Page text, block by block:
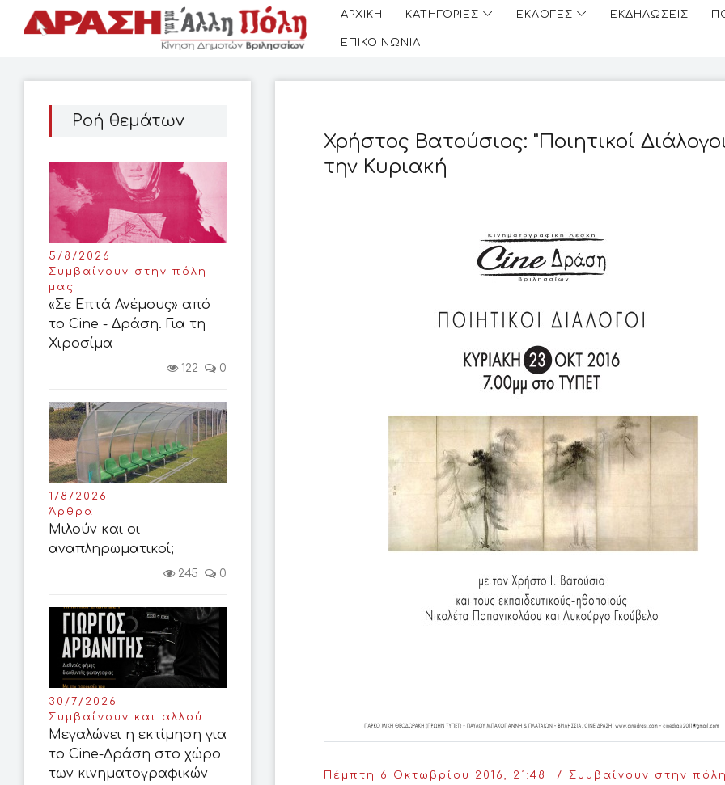
ΑΡΧΙΚΗ ΚΑΤΗΓΟΡΙΕΣ ΕΚΛΟΓΕΣ ΕΚΔΗΛΩΣΕΙΣ
ΕΠΙΚΟΙΝΩΝΙΑ
Ροή θεμάτων
5/8/2026
Συμβαίνουν στην πόλη
μας
«Σε Επτά Ανέμους» από
το Cine - Δράση. Για τη
Χιροσίμα
122 0
1/8/2026
Άρθρα
Μιλούν και οι
αναπληρωματικοί;
245 0
30/7/2026
Συμβαίνουν και αλλού
Μεγαλώνει η εκτίμηση για
το Cine-Δράση στο χώρο
των κινηματογραφικών
Χρήστος Βατούσιος: "Ποιητικοί
την Κυριακή
Πέμπτη 6 Οκτωβρίου 2016, 21:48 Συμβαίνουν στην